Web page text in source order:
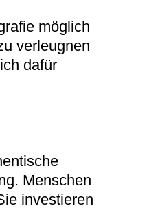
möglich
verleugnen
dafür
Menschen
investieren